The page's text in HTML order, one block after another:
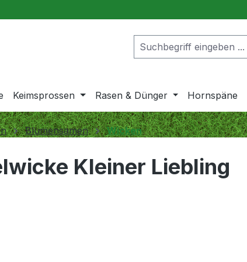
Keimsprossen Rasen & Dünger Hornspäne
Blumensamen Wicken
Kleiner Liebling